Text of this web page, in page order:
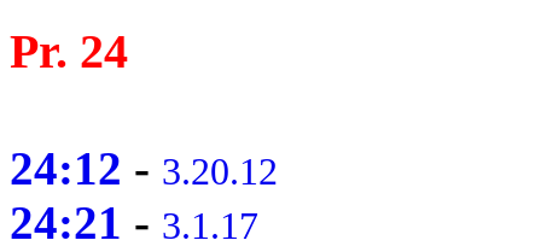
Pr. 24
24:12 - 3.20.12
24:21 - 3.1.17